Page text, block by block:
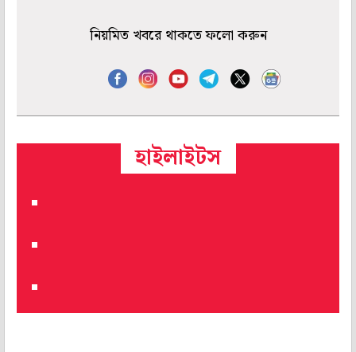
নিয়মিত খবরে থাকতে ফলো করুন
হাইলাইটস